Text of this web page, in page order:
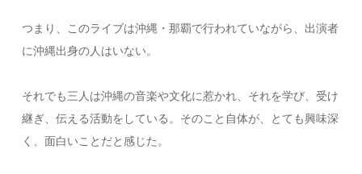
つまり、このライブは沖縄・那覇で行われていながら、出演者
に沖縄出身の人はいない。
それでも三人は沖縄の音楽や文化に惹かれ、それを学び、受け
継ぎ、伝える活動をしている。そのこと自体が、とても興味深
く、面白いことだと感じた。